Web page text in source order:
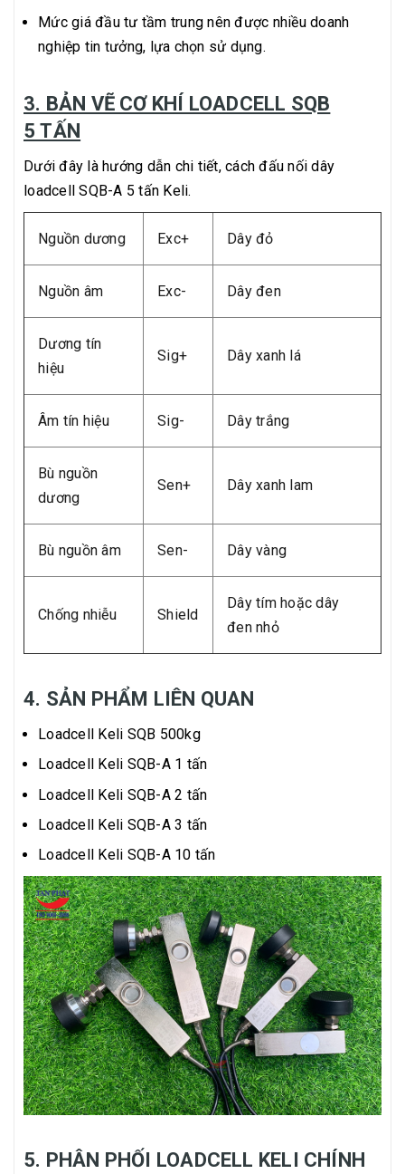
Mức giá đầu tư tầm trung nên được nhiều doanh
nghiệp tin tưởng, lựa chọn sử dụng.
3. BẢN VẼ CƠ KHÍ LOADCELL SQB
5 TẤN
Dưới đây là hướng dẫn chi tiết, cách đấu nối dây
loadcell SQB-A 5 tấn Keli.
Nguồn dương Exc+ Dây đỏ
Nguồn âm Exc- Dây đen
Dương tín
hiệu
Sig+ Dây xanh lá
Âm tín hiệu Sig- Dây trắng
Bù nguồn
dương
Sen+ Dây xanh lam
Bù nguồn âm Sen- Dây vàng
Chống nhiễu Shield
Dây tím hoặc dây
đen nhỏ
4. SẢN PHẨM LIÊN QUAN
Loadcell Keli SQB 500kg
Loadcell Keli SQB-A 1 tấn
Loadcell Keli SQB-A 2 tấn
Loadcell Keli SQB-A 3 tấn
Loadcell Keli SQB-A 10 tấn
5. PHÂN PHỐI LOADCELL KELI CHÍNH